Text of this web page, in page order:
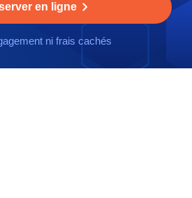
en ligne
ni frais cachés